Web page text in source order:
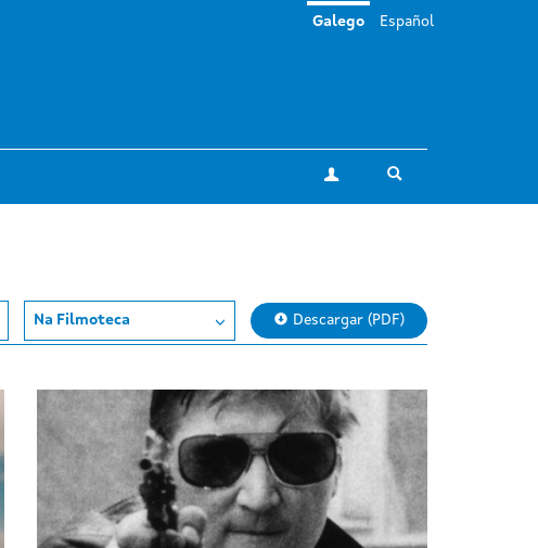
A miña conta
Galego Español
Na Filmoteca Descargar (PDF)